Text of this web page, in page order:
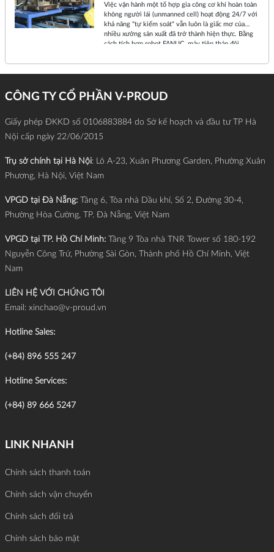
Việc vận hành một tổ hợp gia công cơ khí hoàn toàn
không người lái (unmanned cell) hoạt động 24/7 với
khả năng "tự kiểm soát" vẫn luôn là giấc mơ của
nhiều xưởng sản xuất đã trở thành hiện thực. Bằng
cách tích hợp robot FANUC, máy tiện tháp đôi
Renishaw, họ không chỉ tự động hóa hoàn toàn quy
trình tiện cứng (hard turning) mà còn đạt được mức
CÔNG TY CỔ PHẦN V-PROUD
Giấy phép ĐKKD số 0106883884 do Sở kế hoạch và đầu tư TP Hà
Nội cấp ngày 22/06/2015
Trụ sở chính tại Hà Nội: Lô A-23, Xuân Phương Garden, Phường Xuân
Phương, Hà Nội, Việt Nam
VPGD tại Đà Nẵng: Tầng 6, Tòa nhà Dầu khí, Số 2, Đường 30-4,
Phường Hòa Cường, TP. Đà Nẵng, Việt Nam
VPGD tại TP. Hồ Chí Minh: Tầng 9 Tòa nhà TNR Tower số 180-192
Nguyễn Công Trứ, Phường Sài Gòn, Thành phố Hồ Chí Minh, Việt
Nam
LIÊN HỆ VỚI CHÚNG TÔI
Email: xinchao@v-proud.vn
Hotline Sales:
(+84) 896 555 247
Hotline Services:
(+84) 89 666 5247
LINK NHANH
Chính sách thanh toán
Chính sách vận chuyển
Chính sách đổi trả
Chính sách bảo mật